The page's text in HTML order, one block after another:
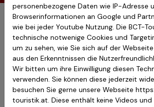
Termine der Japan
Reisetermine der nächsten 2 Jahre:
Alle Japan Reisen|Ostasien Reisen|
|
Termine Ostern|Sommerferien|
|
Termine Kirschblüte|Herbstlauffärbung|
personenbezogene Daten wie IP-Adresse
Browserinformationen an Google und
wie bei jeder Youtube Nutzung. Die BCT-
technische notwenige Cookies und
um zu sehen, wie Sie sich auf der
aus den Erkenntnissen die
Wir bitten um ihre Einwilligung diesen
verwenden. Sie können diese jederzeit
besuchen Sie gerne unsere Webseite
touristik.at. Diese enthält keine Videos und